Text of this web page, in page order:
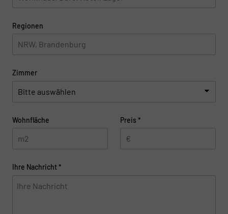
Regionen
Zimmer
Wohnfläche Preis *
Ihre Nachricht*